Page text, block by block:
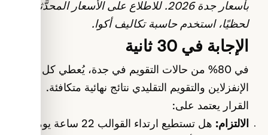
بأسعار جدة 2026. للاطلاع على الأسعار المحدَّثة
لحظيًا، استخدمحاسبة تكاليف أكوا .
الإجابة في 30 ثانية
في 80% من حالات التقويم في جدة، يُعطي كل من
الإنفزلاين والتقويم التقليدي نتائج نهائية متكافئة.
القرار يعتمد على:
الالتزام: هل تستطيع ارتداء القوالب 22 ساعة يوميًا؟